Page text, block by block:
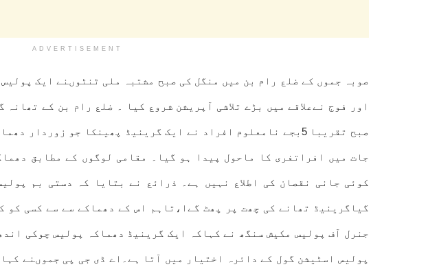
ADVERTISEMENT
صوبہ جموں کے ضلع رام بن میں منگل کی صبح مشتبہ ملی ٹنٹوںنے ایک
اور فوج نےعلاقے میں بڑے تلاشی آپریشن شروع کیا ۔ ضلع رام بن کے
صبح تقریبا 5بجے نامعلوم افراد نے ایک گرینیڈ پھینکا جو
جات میں افراتفری کا ماحول پیدا ہو گیا۔ مقامی لوگوں کے مطابق
کوئی جانی نقصان کی اطلاع نہیں ہے۔ ذرائع نے بتایا کہ دستی بم
گیاگرینیڈ تھانے کی چھت پر پھٹ گےا،تاہم اس کے دھماکے سے سے کسی کو
جنرل آف پولیس مکیش سنگھ نے کہاکہ ایک گرینیڈ دھماکہ پولیس چوکی
پولیس اسٹیشن گول کے دائرہ اختیار میں آتا ہے۔اے ڈی جی پی جموںنے